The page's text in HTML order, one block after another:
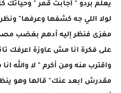
يعلم بردو " أجابت قمر " وحياتك
لولا اللي جه كشفها وعرفها"
مغزى فنظر إليه أدهم بغضب
على فكرة انا مش عاوزة اعرفك
واقترب منه ومن أكرم " لا والله
مقدرش ابعد عنك" قالها وهو